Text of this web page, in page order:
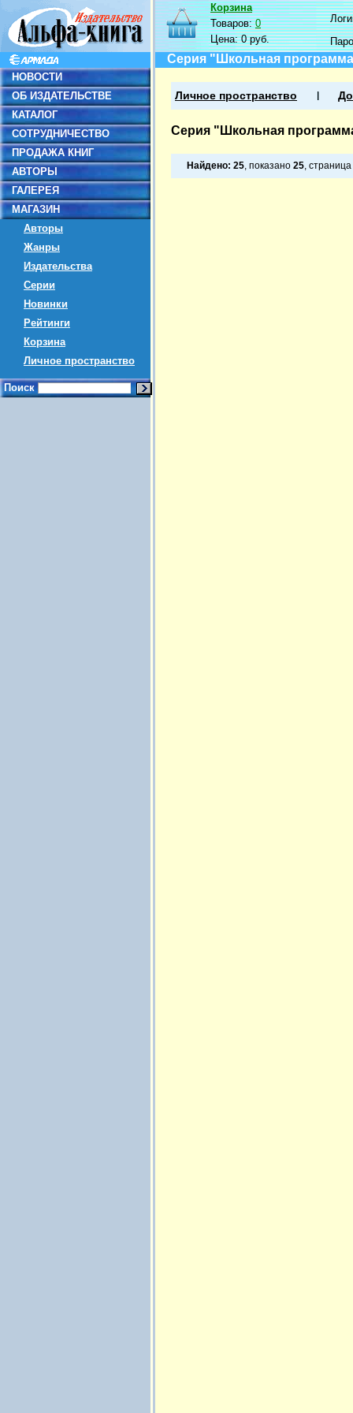
НОВОСТИ
ОБ ИЗДАТЕЛЬСТВЕ
КАТАЛОГ
СОТРУДНИЧЕСТВО
ПРОДАЖА КНИГ
АВТОРЫ
ГАЛЕРЕЯ
МАГАЗИН
Авторы
Жанры
Издательства
Серии
Новинки
Рейтинги
Корзина
Личное пространство
Поиск
Корзина
Товаров:0
Цена:0 руб.
Серия "Школьная
Личное пространство
Серия "Школьная
Найдено: 25, показано 25, страница